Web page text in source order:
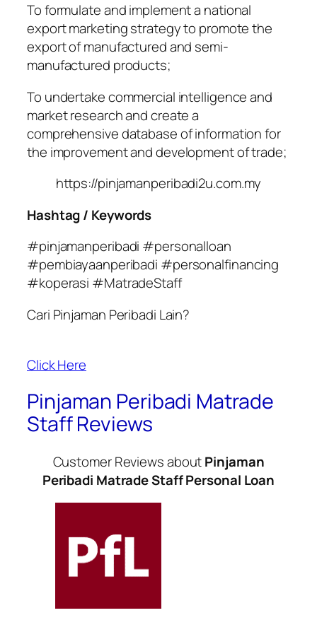
To formulate and implement a national
export marketing strategy to promote the
export of manufactured and semi-
manufactured products;
To undertake commercial intelligence and
market research and create a
comprehensive database of information for
the improvement and development of trade;
https://pinjamanperibadi2u.com.my
Hashtag / Keywords
#pinjamanperibadi #personalloan
#pembiayaanperibadi #personalfinancing
#koperasi #MatradeStaff
Cari Pinjaman Peribadi Lain?
Click Here
Pinjaman Peribadi Matrade
Staff Reviews
Customer Reviews aboutPinjaman
Peribadi Matrade Staff Personal Loan